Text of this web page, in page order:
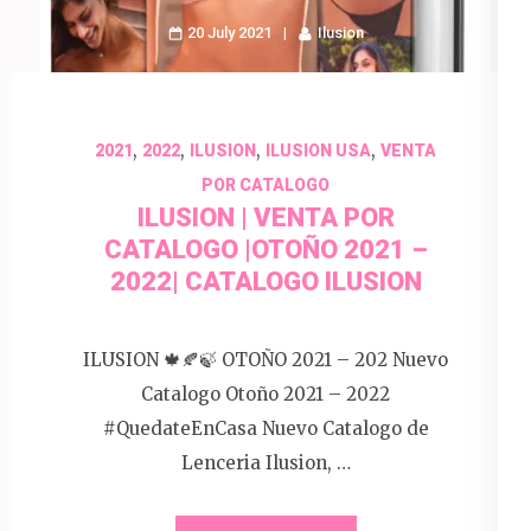
20 July 2021 Ilusion
2021, 2022, ILUSION , ILUSION USA, VENTA
POR CATALOGO
ILUSION | VENTA POR
CATALOGO |OTOÑO 2021 –
2022| CATALOGO ILUSION
ILUSION 🍁🍂🍃 OTOÑO 2021 – 202 Nuevo
Catalogo Otoño 2021 – 2022
#QuedateEnCasa Nuevo Catalogo de
Lenceria Ilusion, …